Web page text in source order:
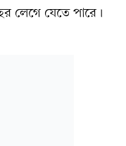
লেগে যেতে পারে।